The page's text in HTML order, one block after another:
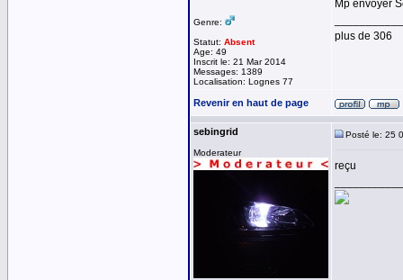
Genre:
Statut: Absent
Age: 49
Inscrit le: 21 Mar 2014
Messages: 1389
Localisation: Lognes 77
Mp envoyer
plus de 306
Revenir en haut de page
sebingrid
Moderateur
Posté le: 25
reçu